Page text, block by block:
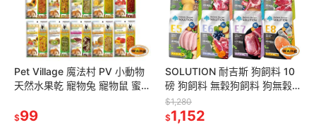
Pet Village 魔法村 PV 小動物
天然水果乾 寵物兔 寵物鼠 蜜袋
$99
SOLUTION 耐吉斯 狗飼料 10
磅 狗飼料 無穀狗飼料 狗無穀飼
料 狗糧『林口旗艦店』
$1,280
$1,152